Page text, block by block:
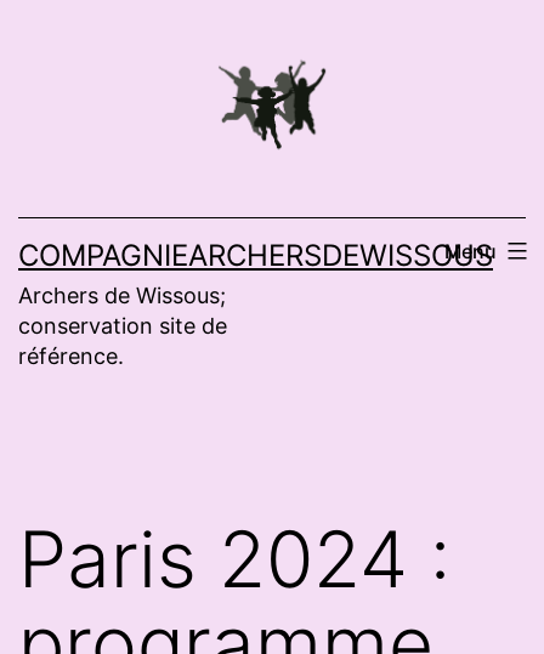
COMPAGNIEARCHERSDEWISSOUS
Archers de Wissous;
conservation site de
référence.
Menu
Paris 2024 :